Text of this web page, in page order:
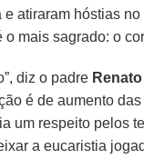
atiraram hóstias no
o mais sagrado: o
diz o padre
é de aumento
um respeito pelos
a eucaristia